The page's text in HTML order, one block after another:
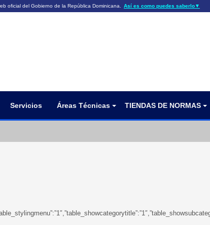
oficial del Gobierno de la República Dominicana. Así es como puedes saberlo▼
.gob.do o .gov.do
Los sitios web oficiales .gob.do o
Servicios Áreas Técnicas TIENDAS DE NORMAS